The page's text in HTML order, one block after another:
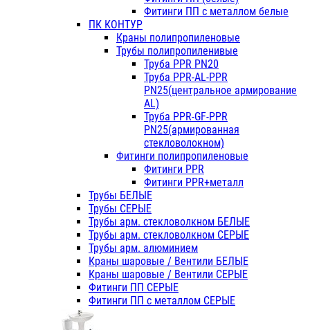
Фитинги ПП с металлом белые
ПК КОНТУР
Краны полипропиленовые
Трубы полипропиленивые
Труба PPR PN20
Труба PPR-AL-PPR
PN25(центральное армирование
AL)
Труба PPR-GF-PPR
PN25(армированная
стекловолокном)
Фитинги полипропиленовые
Фитинги PPR
Фитинги PPR+металл
Трубы БЕЛЫЕ
Трубы СЕРЫЕ
Трубы арм. стекловолкном БЕЛЫЕ
Трубы арм. стекловолкном СЕРЫЕ
Трубы арм. алюминием
Краны шаровые / Вентили БЕЛЫЕ
Краны шаровые / Вентили СЕРЫЕ
Фитинги ПП СЕРЫЕ
Фитинги ПП с металлом СЕРЫЕ